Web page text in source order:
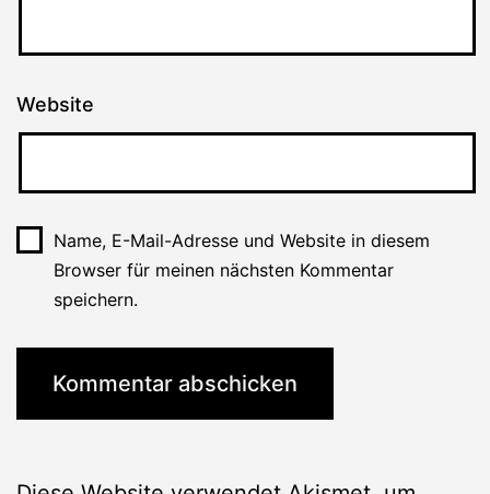
Website
Name, E-Mail-Adresse und Website in diesem
Browser für meinen nächsten Kommentar
speichern.